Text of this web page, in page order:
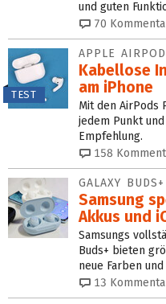
und guten
70
TEST
APPLE
Kabellose
am iPhone
Mit den AirPods
jedem Punkt
Empfehlung.
158
GALAXY
Samsung
Akkus und
Samsungs
Buds+ bieten
neue Farben
13